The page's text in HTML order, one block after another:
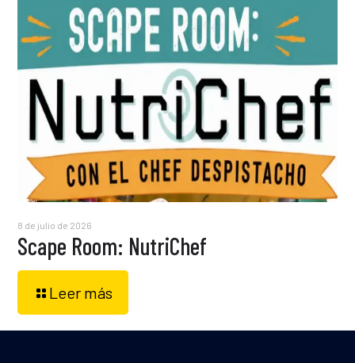
8 de julio de 2026
Scape Room: NutriChef
Leer más